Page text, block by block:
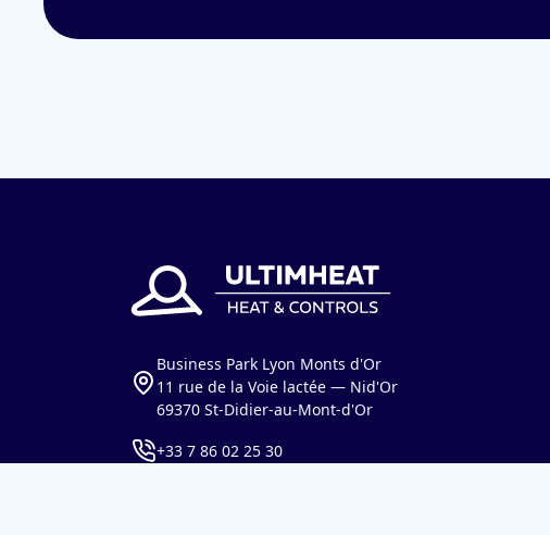
Business Park Lyon Monts d'Or
11 rue de la Voie lactée — Nid'Or
69370 St-Didier-au-Mont-d'Or
+33 7 86 02 25 30